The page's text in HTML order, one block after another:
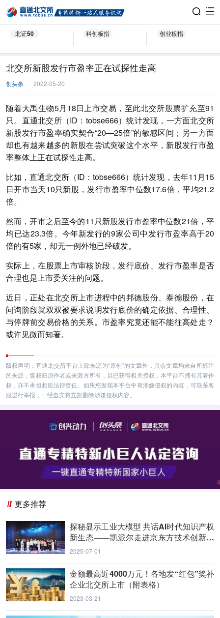
北证50 科创板指 创业板指
北交所新股发行市盈率正在试探性走高
创头条 2022-05-20
随着大禹生物5月18日上市交易，至此北交所股票扩充至91
只。直通北交所（ID：tobse666）统计发现，一方面北交所
新股发行市盈率确实契合“20—25倍”的敏感区间；另一方面
却也有越来越多的新股在尝试突破这个水平，新股发行市盈
率整体上正在试探性走高。
比如，直通北交所（ID：tobse666）统计发现，去年11月15
日开市当天10只新股，发行市盈率中位数17.6倍，平均21.2
倍。
然而，开市之后至今的11只新股发行市盈率中位数21倍，平
均已达23.3倍。今年新发行的9家公司中发行市盈率高于20
倍的有5家，却无一例外地已经破发。
实际上，在股票上市审核阶段，发行底价、发行市盈率是否
合理也是上市委关注的问题。
近日，正处在北交所上市进程中的邦德股份、泰德股份，在
问询阶段就双双被要求说明发行底价的确定依据、合理性、
与停牌前交易价格的关系。市盈率究竟还能不能往高处走？
或许见微而知著。
版权声明：直通北交所平台上除来源为“原创”的文章外，其余文章均来自所标注
的来源，版权归原作者或来源方所有，且已获得相关授权，本平台不拥有其著作
权，亦不承担相应法律责任。如果您发现本平台中有涉嫌侵权的内容，可联系客
服进行举报，一经查实将立刻删除涉嫌侵权内容。
更多推荐
探秘显示工业大模型 共话AI时代知识产权
新生态——凯派尔走进京东方技术创新中
心
2025-07-01
金额最高近4000万元！各地发“红包”奖补
企业北交所上市（附表格）
2023-03-21